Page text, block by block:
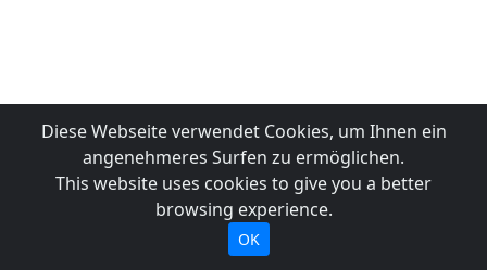
Diese Webseite verwendet Cookies, um Ihnen ein
angenehmeres Surfen zu ermöglichen.
This website uses cookies to give you a better
browsing experience.
OK